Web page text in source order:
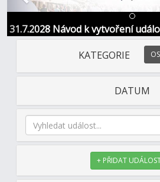
31.7.2028 Návod k vytvoření
kontakt
KATEGORIE
DATUM
+ PŘIDAT